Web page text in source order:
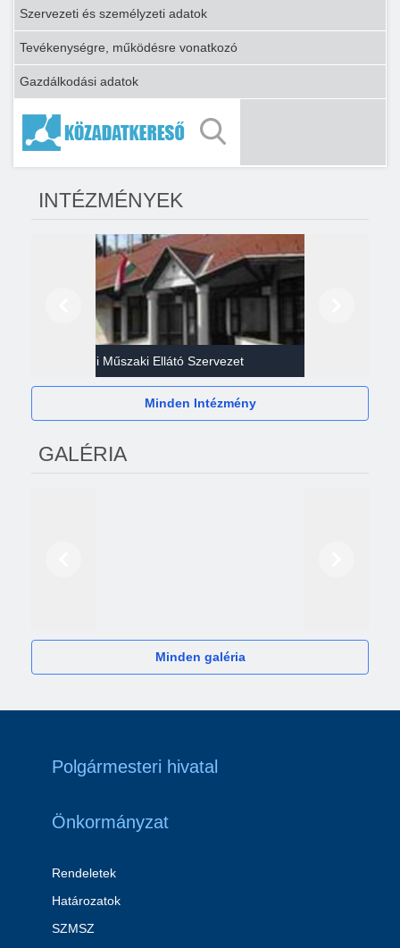
Szervezeti és személyzeti adatok
Tevékenységre, működésre vonatkozó
Gazdálkodási adatok
INTÉZMÉNYEK
Gazdasági Műszaki Ellátó Szervezet
Minden Intézmény
GALÉRIA
Minden galéria
Polgármesteri hivatal
Önkormányzat
Rendeletek
Határozatok
SZMSZ